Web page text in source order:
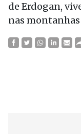
de Erdogan,
nas